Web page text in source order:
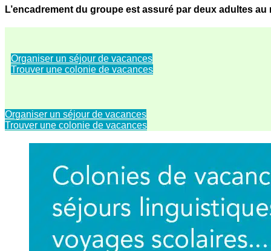
L’encadrement du groupe est assuré par deux adultes
Organiser un séjour de vacances
Trouver une colonie de vacances
Organiser un séjour de vacances
Trouver une colonie de vacances